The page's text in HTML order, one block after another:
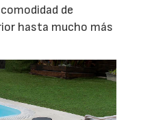
de
hasta mucho más